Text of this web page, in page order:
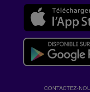
CONTACTEZ-